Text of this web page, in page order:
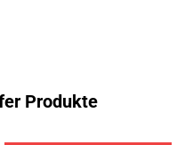
Produkte